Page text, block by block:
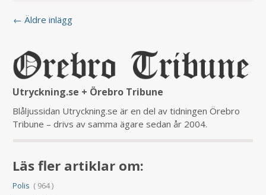
← Äldre inlägg
Utryckning.se + Örebro Tribune
Blåljussidan Utryckning.se är en del av tidningen Örebro
Tribune – drivs av samma ägare sedan år 2004.
Läs fler artiklar om:
Polis ( 964 )